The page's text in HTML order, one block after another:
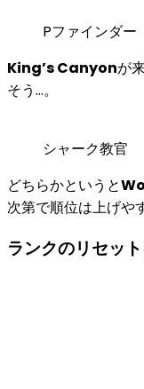
Pファインダー
King’s Canyonが
そう...。
シャーク教官
どちらかというと
次第で順位は上げや
ランクのリセッ